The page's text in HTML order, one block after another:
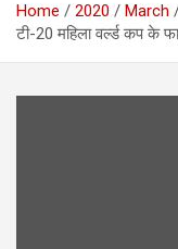
Home 2020
March
टी-20 महिला वर्ल्ड कप के